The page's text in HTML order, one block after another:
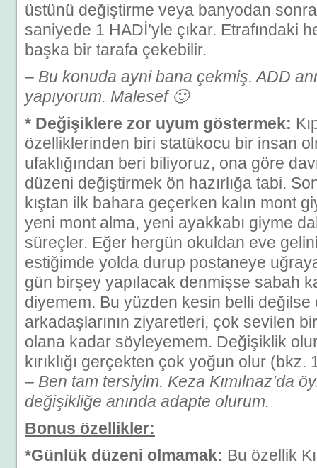
üstünü değiştirme veya banyodan
saniyede 1 HADİ’yle çıkar. Etrafındaki
başka bir tarafa çekebilir.
– Bu konuda ayni bana çekmiş. ADD
yapıyorum. Malesef 🙂
* Değişiklere zor uyum göstermek:
özelliklerinden biri statükocu bir insan
ufaklığından beri biliyoruz, ona göre
düzeni değiştirmek ön hazırlığa tabi.
kıştan ilk bahara geçerken kalın mont
yeni mont alma, yeni ayakkabı giyme
süreçler. Eğer hergün okuldan eve
estiğimde yolda durup postaneye
gün birşey yapılacak denmişse sabah
diyemem. Bu yüzden kesin belli değilse
arkadaşlarının ziyaretleri, çok sevilen
olana kadar söyleyemem. Değişiklik
kırıklığı gerçekten çok yoğun olur (bkz.
– Ben tam tersiyim. Keza Kımılnaz’da
değişikliğe anında adapte olurum.
Bonus özellikler:
*Günlük düzeni olmamak: Bu özellik